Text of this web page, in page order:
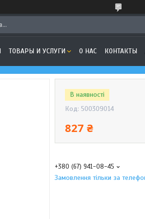
ТОВАРЫ И УСЛУГИ О НАС КОНТАКТЫ
В наявності
Код: 500309014
827 ₴
+380 (67) 941-08-45
Замовлення тільки за